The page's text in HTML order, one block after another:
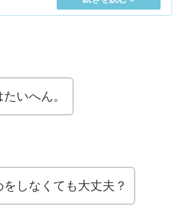
いへん。
しなくても大丈夫？